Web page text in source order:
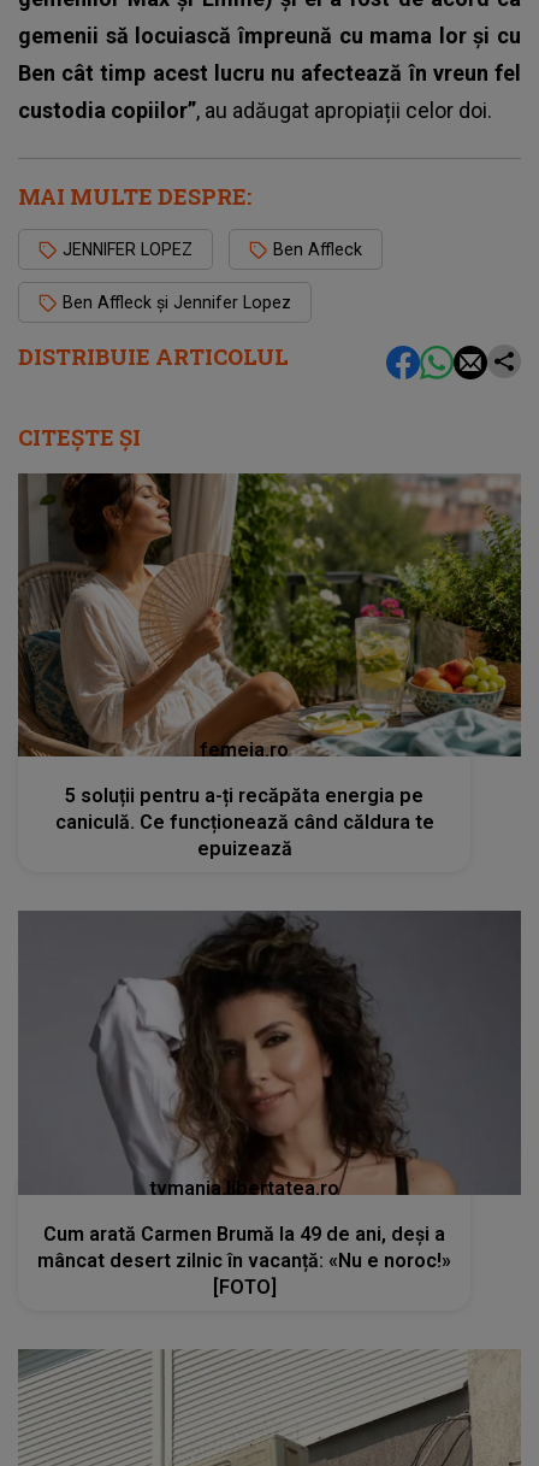
DISTRIBUIE ARTICOLUL
gemenii să locuiască împreună cu mama lor și cu
Ben cât timp acest lucru nu afectează în vreun fel
custodia copiilor”, au adăugat apropiații celor doi.
MAI MULTE DESPRE:
JENNIFER LOPEZ Ben Affleck
Ben Affleck și Jennifer Lopez
CITEȘTE ȘI
femeia.ro
5 soluții pentru a-ți recăpăta energia pe
caniculă. Ce funcționează când căldura te
epuizează
tvmania.libertatea.ro
Cum arată Carmen Brumă la 49 de ani, deși a
mâncat desert zilnic în vacanță: «Nu e noroc!»
[FOTO]